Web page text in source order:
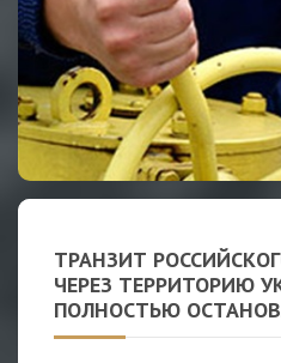
ТРАНЗИТ
ЧЕРЕЗ ТЕРРИТОРИЮ
ПОЛНОСТЬЮ